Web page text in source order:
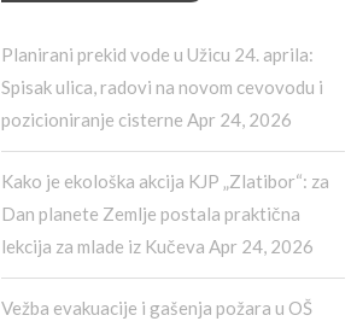
Planirani prekid vode u Užicu 24. aprila:
Spisak ulica, radovi na novom cevovodu i
pozicioniranje cisterne Apr 24, 2026
Kako je ekološka akcija KJP „Zlatibor“: za
Dan planete Zemlje postala praktična
lekcija za mlade iz Kučeva Apr 24, 2026
Vežba evakuacije i gašenja požara u OŠ